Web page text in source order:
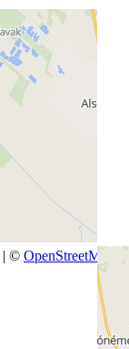
| © OpenStreetMap